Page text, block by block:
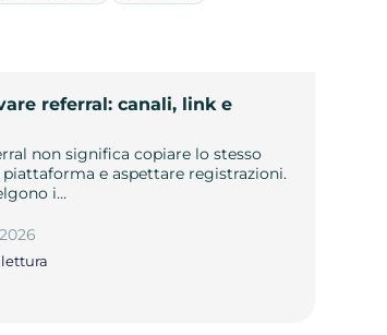
referral: canali, link e
non significa copiare lo stesso
e aspettare registrazioni.
i…